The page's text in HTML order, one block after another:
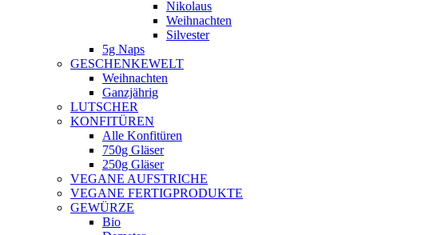
Nikolaus
Weihnachten
Silvester
5g Naps
GESCHENKEWELT
Weihnachten
Ganzjährig
LUTSCHER
KONFITÜREN
Alle Konfitüren
750g Gläser
250g Gläser
VEGANE AUFSTRICHE
VEGANE FERTIGPRODUKTE
GEWÜRZE
Bio